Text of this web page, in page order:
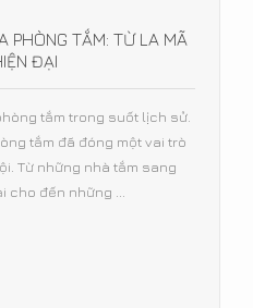
PHÒNG TẮM: TỪ LA MÃ
ĐẠI
tắm trong suốt lịch sử.
tắm đã đóng một vai trò
Từ những nhà tắm sang
cho đến những ...